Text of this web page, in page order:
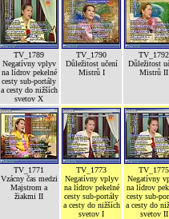
TV_1789
Negatívny vplyv
na lídrov pekelné
cesty sub-portály
a cesty do nižších
svetov X
TV_1790
Důležitost učení
Mistrů I
TV_1792
Důležitost
Mistrů II
TV_1771
Vzácny čas medzi
Majstrom a
žiakmi II
TV_1773
Negatívny vplyv
na lídrov pekelné
cesty sub-portály
a cesty do nižších
svetov I
TV_1775
Negatívny
na lídrov
cesty sub-
a cesty do
svetov II